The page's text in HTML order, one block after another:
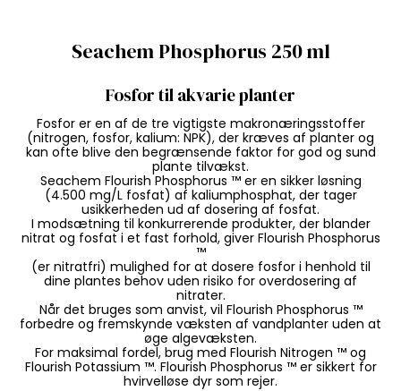
Seachem Phosphorus 250 ml
Fosfor til akvarie planter
Fosfor er en af de tre vigtigste makronæringsstoffer
(nitrogen, fosfor, kalium: NPK), der kræves af planter og
kan ofte blive den begrænsende faktor for god og sund
plante tilvækst.
Seachem Flourish Phosphorus ™ er en sikker løsning
(4.500 mg/L fosfat) af kaliumphosphat, der tager
usikkerheden ud af dosering af fosfat.
I modsætning til konkurrerende produkter, der blander
nitrat og fosfat i et fast forhold, giver Flourish Phosphorus
™
(er nitratfri) mulighed for at dosere fosfor i henhold til
dine plantes behov uden risiko for overdosering af
nitrater.
Når det bruges som anvist, vil Flourish Phosphorus ™
forbedre og fremskynde væksten af vandplanter uden at
øge algevæksten.
For maksimal fordel, brug med Flourish Nitrogen ™ og
Flourish Potassium ™. Flourish Phosphorus ™ er sikkert for
hvirvelløse dyr som rejer.